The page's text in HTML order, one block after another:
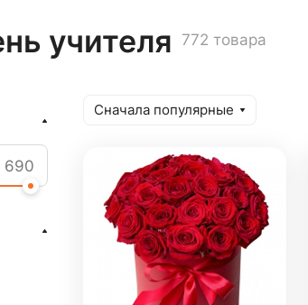
учителя 772 товара
Сначала популярные